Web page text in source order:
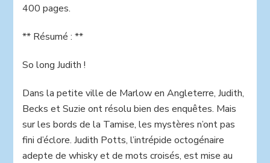
mystère
Judith
Potts
de
Robert
Thorogood.
400 pages.
** Résumé : **
So long Judith !
Dans la petite ville de Marlow en Angleterre, Judith,
Becks et Suzie ont résolu bien des enquêtes. Mais
sur les bords de la Tamise, les mystères n’ont pas
fini d’éclore. Judith Potts, l’intrépide octogénaire
adepte de whisky et de mots croisés, est mise au